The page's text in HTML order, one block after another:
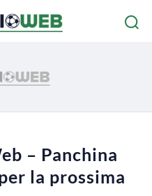
– Panchina
la prossima